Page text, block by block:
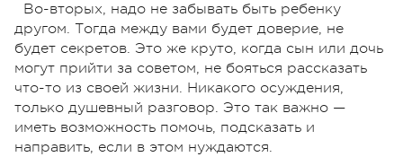
Во-вторых, надо не забывать быть ребенку
другом. Тогда между вами будет доверие, не
будет секретов. Это же круто, когда сын или дочь
могут прийти за советом, не бояться рассказать
что-то из своей жизни. Никакого осуждения,
только душевный разговор. Это так важно —
иметь возможность помочь, подсказать и
направить, если в этом нуждаются.